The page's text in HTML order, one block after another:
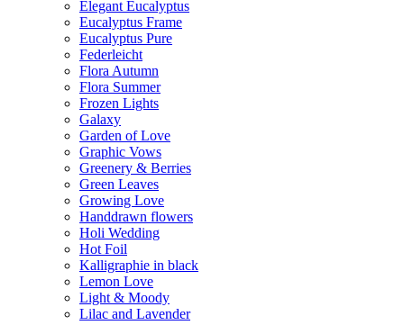
Elegant Eucalyptus
Eucalyptus Frame
Eucalyptus Pure
Federleicht
Flora Autumn
Flora Summer
Frozen Lights
Galaxy
Garden of Love
Graphic Vows
Greenery & Berries
Green Leaves
Growing Love
Handdrawn flowers
Holi Wedding
Hot Foil
Kalligraphie in black
Lemon Love
Light & Moody
Lilac and Lavender